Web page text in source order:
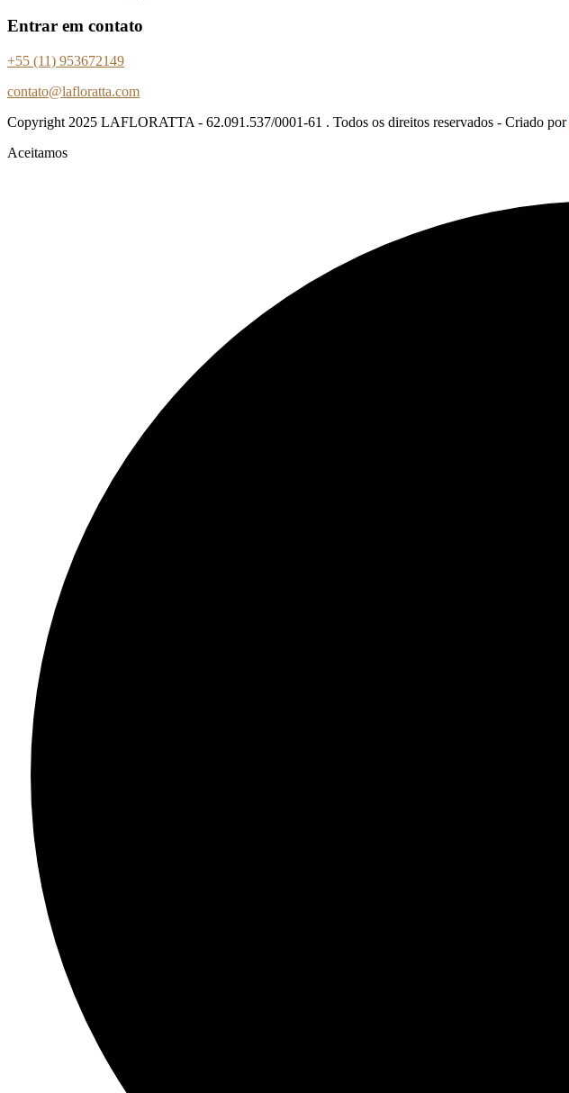
Entrar em contato
+55 (11) 953672149
contato@lafloratta.com
Copyright 2025 LAFLORATTA - 62.091.537/0001-61 . Todos os direitos reservados - Criado por
Aceitamos